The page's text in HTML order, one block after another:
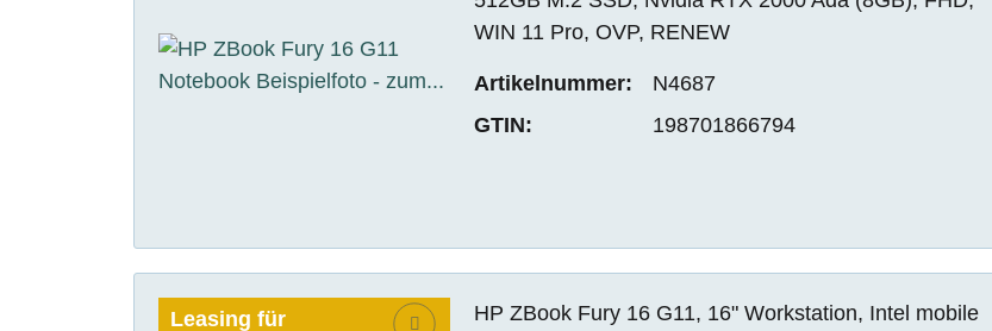
WIN 11 Pro, OVP, RENEW
Artikelnummer:
N4687
GTIN:
198701866794
Leasing für
HP ZBook Fury 16 G11, 16" Workstation, Intel mobile